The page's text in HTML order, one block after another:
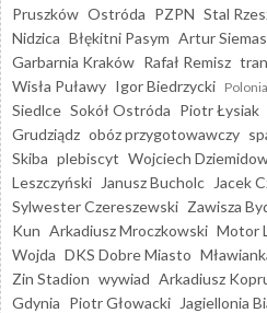
Pruszków Ostróda PZPN Stal
Nidzica Błękitni Pasym Artur
Garbarnia Kraków Rafał Remisz
Wisła Puławy Igor Biedrzycki
Siedlce Sokół Ostróda Piotr Łysiak
Grudziądz obóz przygotowawczy
Skiba plebiscyt Wojciech
Leszczyński
Janusz Bucholc Jacek
Sylwester Czereszewski Zawisza
Kun Arkadiusz Mroczkowski Motor
Wojda DKS Dobre Miasto
Zin Stadion wywiad Arkadiusz
Gdynia Piotr Głowacki Jagiellonia